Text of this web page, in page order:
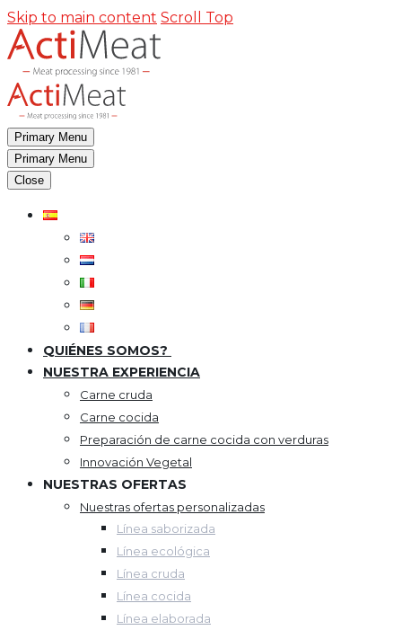
Skip to main content Scroll Top
Primary Menu
Primary Menu
Close
QUIÉNES SOMOS?
NUESTRA EXPERIENCIA
Carne cruda
Carne cocida
Preparación de carne cocida con verduras
Innovación Vegetal
NUESTRAS OFERTAS
Nuestras ofertas personalizadas
Línea saborizada
Línea ecológica
Línea cruda
Línea cocida
Línea elaborada